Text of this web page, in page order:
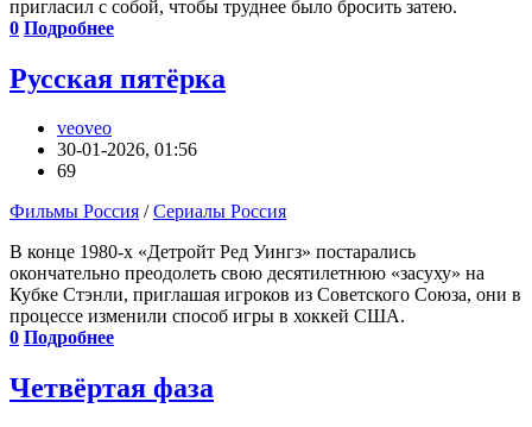
пригласил с собой, чтобы труднее было бросить затею.
0 Подробнее
Русская пятёрка
veoveo
30-01-2026, 01:56
69
Фильмы Россия /Сериалы Россия
В конце 1980-х «Детройт Ред Уингз» постарались
окончательно преодолеть свою десятилетнюю «засуху» на
Кубке Стэнли, приглашая игроков из Советского Союза, они в
процессе изменили способ игры в хоккей США.
0 Подробнее
Четвёртая фаза